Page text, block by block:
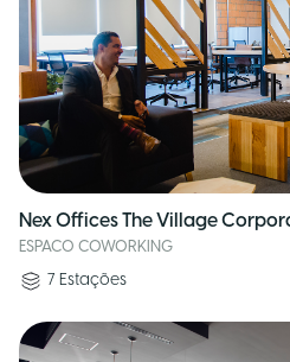
Nex Offices The Village
ESPACO COWORKING
7 Estações